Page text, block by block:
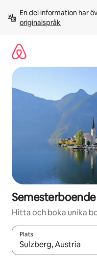
innehåll
En del information har
originalspråk
Hitta och boka unika
Plats
När resultaten är